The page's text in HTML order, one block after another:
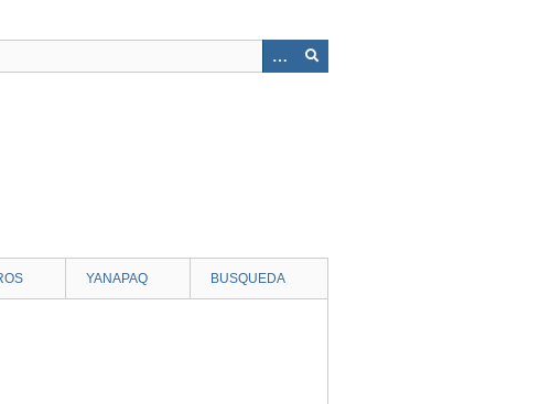
YANAPAQ BUSQUEDA